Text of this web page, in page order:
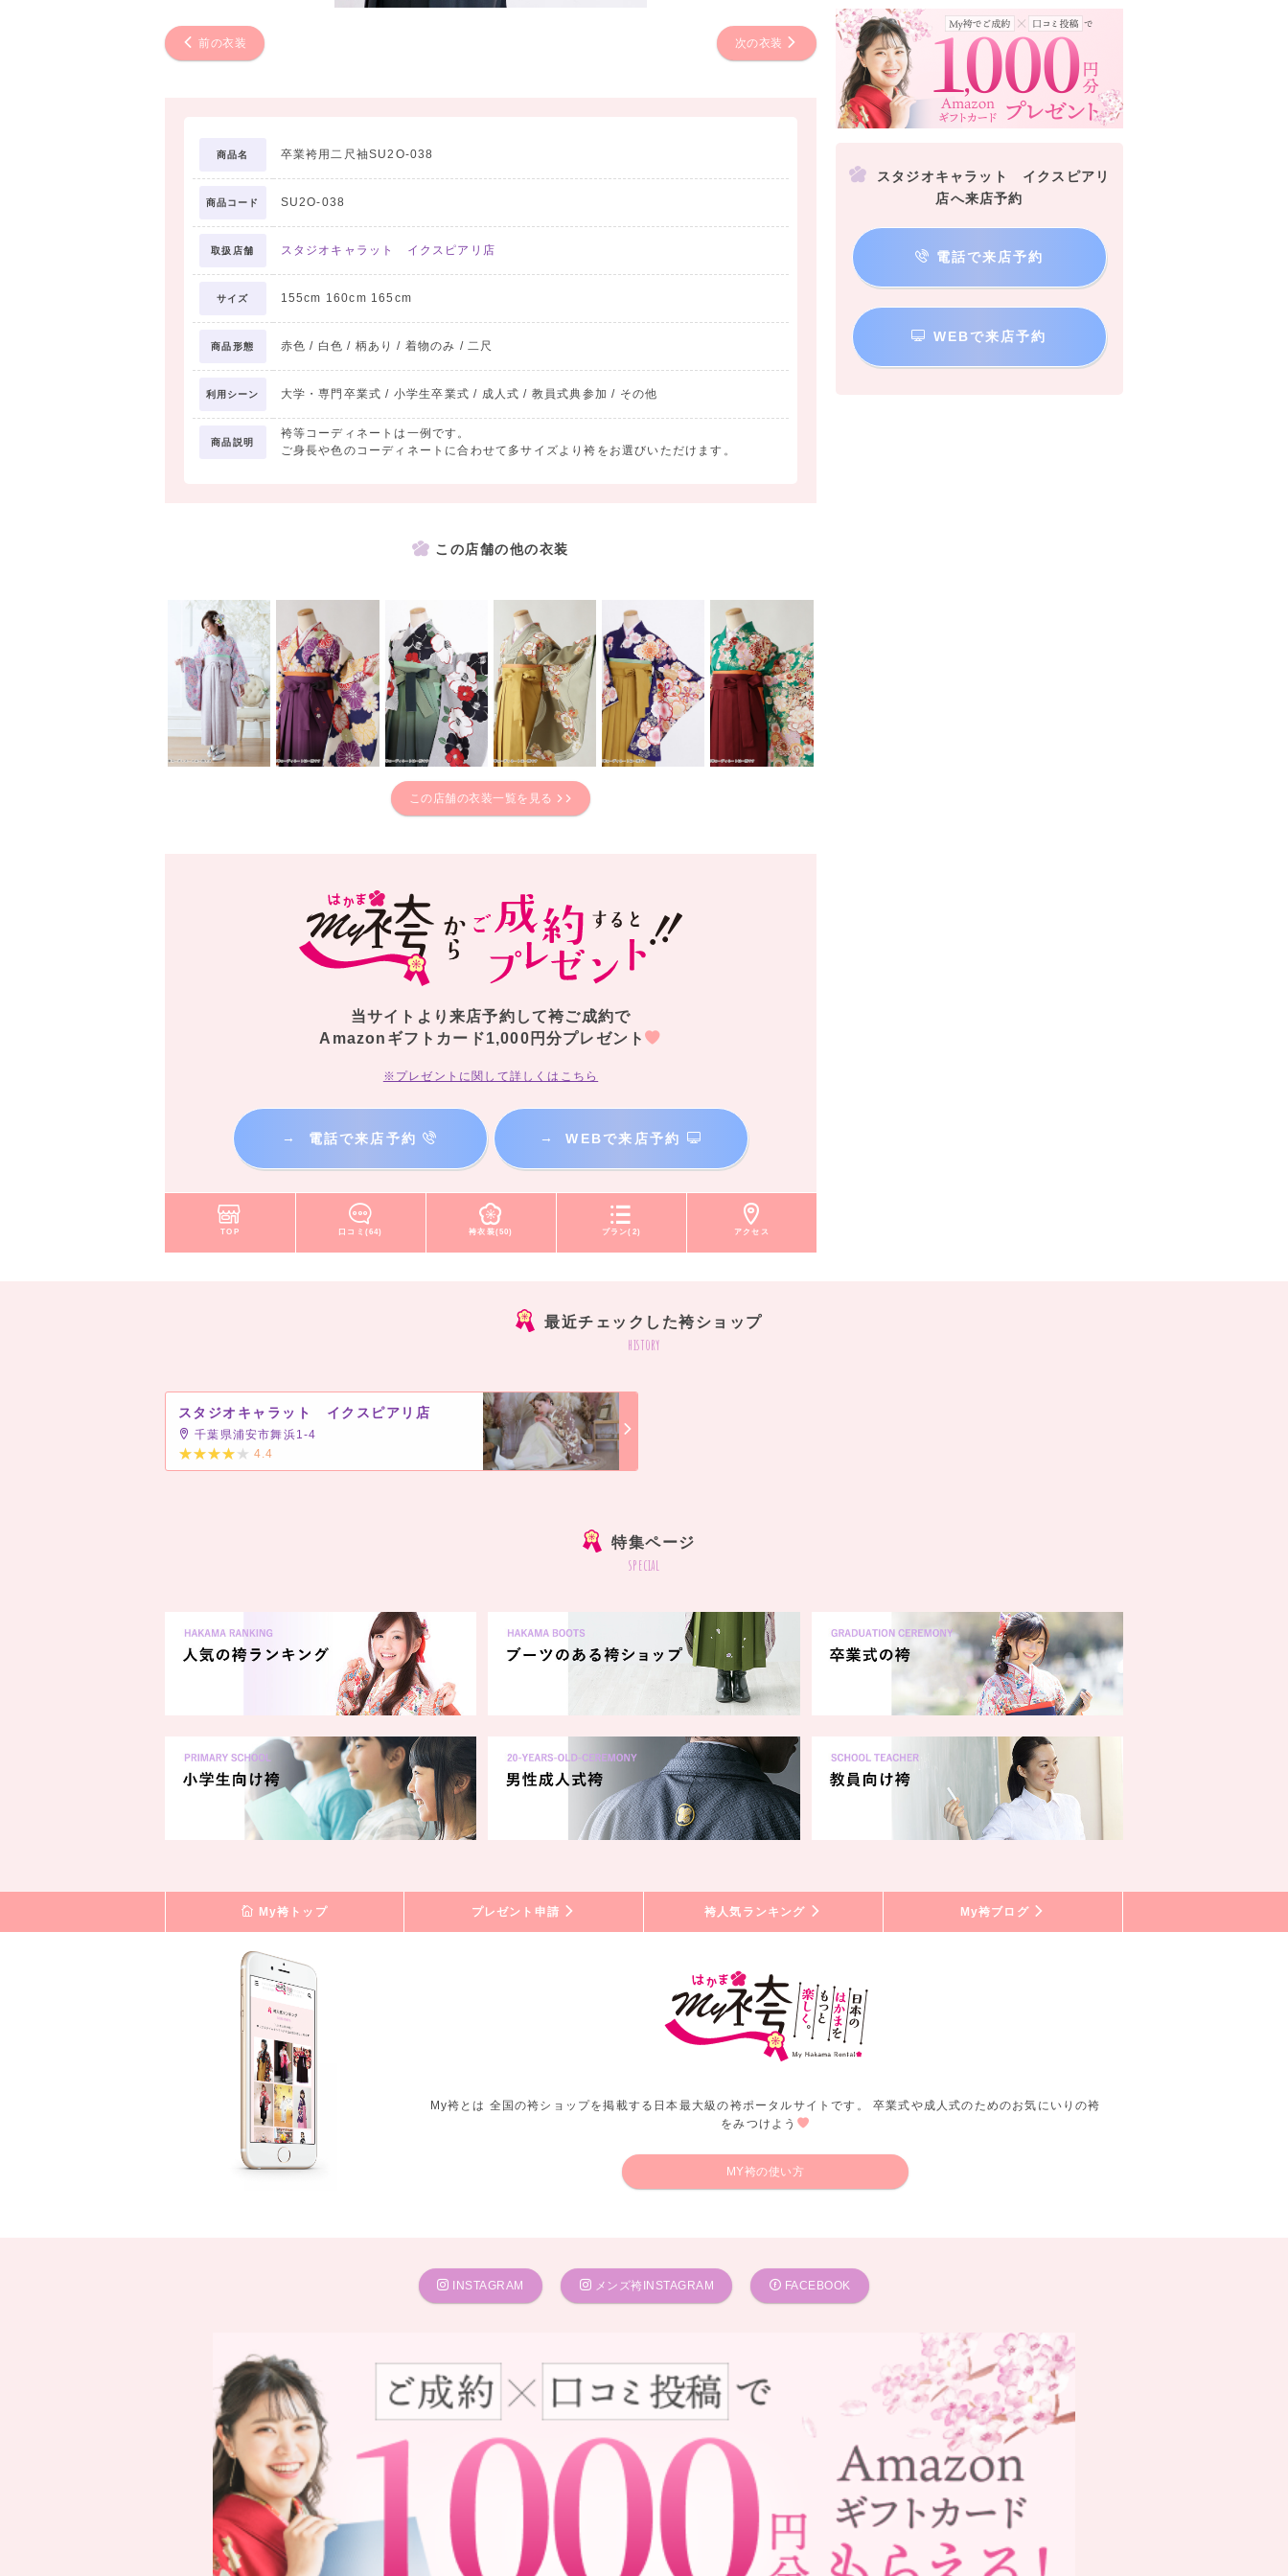
前の衣装 次の衣装
商品名 卒業袴用二尺袖SU2O-038
商品コード SU2O-038
取扱店舗 スタジオキャラット イクスピアリ店
サイズ 155cm 160cm 165cm
商品形態 赤色 / 白色 / 柄あり / 着物のみ / 二尺
利用シーン 大学・専門卒業式 / 小学生卒業式 / 成人式 / 教員式典参加 / その他
商品説明
袴等コーディネートは一例です。
ご身長や色のコーディネートに合わせて多サイズより袴をお選びいただけます。
この店舗の他の衣装
この店舗の衣装一覧を見る
当サイトより来店予約して袴ご成約で
Amazonギフトカード1,000円分プレゼント
※プレゼントに関して詳しくはこちら
→ 電話で来店予約 → WEBで来店予約
TOP 口コミ(64) 袴衣装(50) プラン(2) アクセス
スタジオキャラット イクスピアリ
店へ来店予約
電話で来店予約
WEBで来店予約
最近チェックした袴ショップ
history
スタジオキャラット イクスピアリ店
千葉県浦安市舞浜1-4
4.4
特集ページ
special
My袴トップ プレゼント申請 袴人気ランキング My袴ブログ
My袴とは 全国の袴ショップを掲載する日本最大級の袴ポータルサイトです。 卒業式や成人式のためのお気にいりの袴
をみつけよう
MY袴の使い方
INSTAGRAM メンズ袴INSTAGRAM FACEBOOK